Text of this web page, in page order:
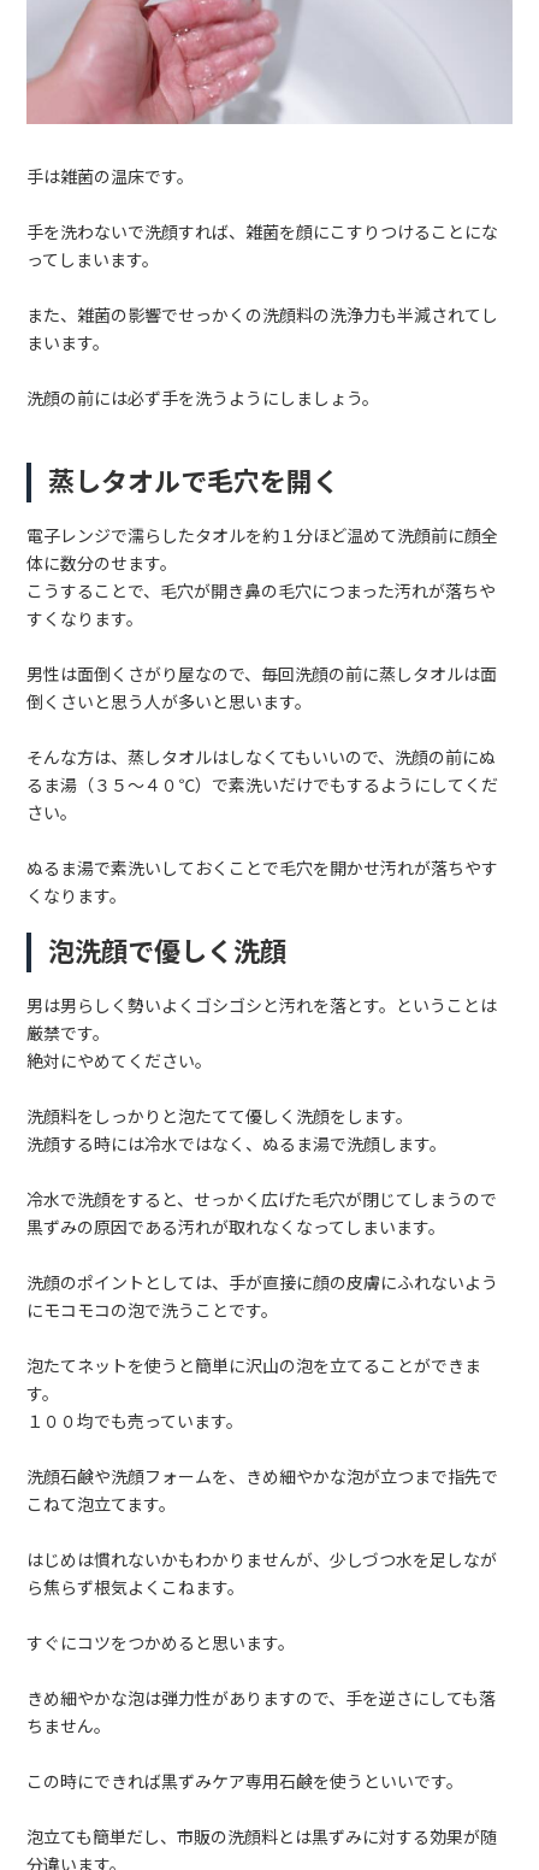
手は雑菌の温床です。
手を洗わないで洗顔すれば、雑菌を顔にこすりつけることにな
ってしまいます。
また、雑菌の影響でせっかくの洗顔料の洗浄力も半減されてし
まいます。
洗顔の前には必ず手を洗うようにしましょう。
蒸しタオルで毛穴を開く
電子レンジで濡らしたタオルを約１分ほど温めて洗顔前に顔全
体に数分のせます。
こうすることで、毛穴が開き鼻の毛穴につまった汚れが落ちや
すくなります。
男性は面倒くさがり屋なので、毎回洗顔の前に蒸しタオルは面
倒くさいと思う人が多いと思います。
そんな方は、蒸しタオルはしなくてもいいので、洗顔の前にぬ
るま湯（３５～４０℃）で素洗いだけでもするようにしてくだ
さい。
ぬるま湯で素洗いしておくことで毛穴を開かせ汚れが落ちやす
くなります。
泡洗顔で優しく洗顔
男は男らしく勢いよくゴシゴシと汚れを落とす。ということは
厳禁です。
絶対にやめてください。
洗顔料をしっかりと泡たてて優しく洗顔をします。
洗顔する時には冷水ではなく、ぬるま湯で洗顔します。
冷水で洗顔をすると、せっかく広げた毛穴が閉じてしまうので
黒ずみの原因である汚れが取れなくなってしまいます。
洗顔のポイントとしては、手が直接に顔の皮膚にふれないよう
にモコモコの泡で洗うことです。
泡たてネットを使うと簡単に沢山の泡を立てることができま
す。
１００均でも売っています。
洗顔石鹸や洗顔フォームを、きめ細やかな泡が立つまで指先で
こねて泡立てます。
はじめは慣れないかもわかりませんが、少しづつ水を足しなが
ら焦らず根気よくこねます。
すぐにコツをつかめると思います。
きめ細やかな泡は弾力性がありますので、手を逆さにしても落
ちません。
この時にできれば黒ずみケア専用石鹸を使うといいです。
泡立ても簡単だし、市販の洗顔料とは黒ずみに対する効果が随